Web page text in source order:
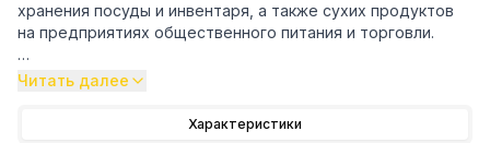
хранения посуды и инвентаря, а также сухих продуктов
на предприятиях общественного питания и торговли.
Особенности:
— Стеллаж технологический разборный
Читать далее
Характеристики